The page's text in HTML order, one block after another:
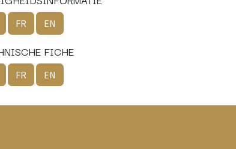
FR EN
FICHE
FR EN